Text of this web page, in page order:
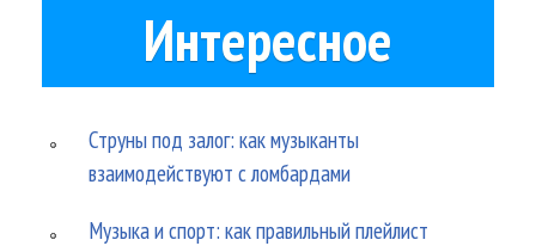
Интересное
Струны под залог: как музыканты
взаимодействуют с ломбардами
Музыка и спорт: как правильный плейлист